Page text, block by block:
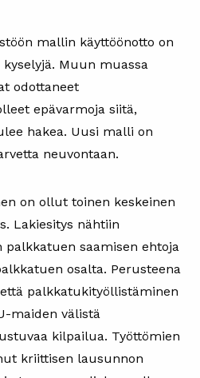
mallin käyttöönotto on
Muun muassa
odottaneet
epävarmoja siitä,
hakea. Uusi malli on
neuvontaan.
on ollut toinen keskeinen
Lakiesitys nähtiin
saamisen ehtoja
osalta. Perusteena
palkkatukityöllistäminen
maiden välistä
kilpailua. Työttömien
kriittisen lausunnon